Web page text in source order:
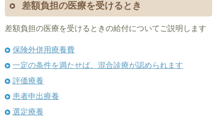
差額負担の医療を受けるとき
差額負担の医療を受けるときの給付についてご説明します
保険外併用療養費
一定の条件を満たせば、混合診療が認められます
評価療養
患者申出療養
選定療養